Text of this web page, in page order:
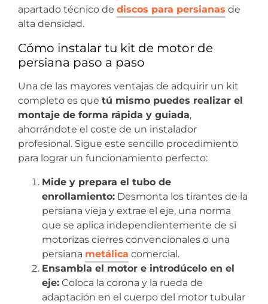
apartado técnico de discos para persianas de
alta densidad.
Cómo instalar tu kit de motor de
persiana paso a paso
Una de las mayores ventajas de adquirir un kit
completo es que tú mismo puedes realizar el
montaje de forma rápida y guiada,
ahorrándote el coste de un instalador
profesional. Sigue este sencillo procedimiento
para lograr un funcionamiento perfecto:
Mide y prepara el tubo de
enrollamiento: Desmonta los tirantes de la
persiana vieja y extrae el eje, una norma
que se aplica independientemente de si
motorizas cierres convencionales o una
persiana metálica comercial.
Ensambla el motor e introdúcelo en el
eje: Coloca la corona y la rueda de
adaptación en el cuerpo del motor tubular